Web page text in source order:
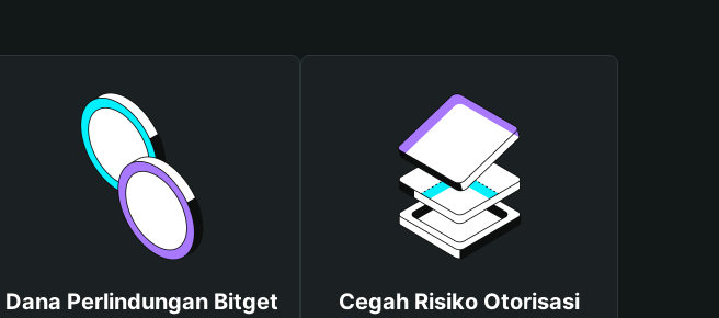
Dana Perlindungan Bitget
Cegah Risiko Otorisasi